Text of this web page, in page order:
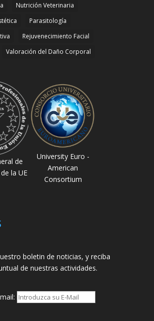
Nutrición Veterinaria
Parasitología
Rejuvenecimiento Facial
Valoración del Daño Corporal
de
la UE
University Euro -
American
Consortium
boletin de noticias, y reciba
de nuestras actividades.